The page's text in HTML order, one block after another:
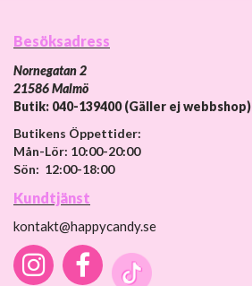
Besöksadress
Nornegatan 2
21586 Malmö
Butik: 040-139400 (Gäller ej webbshop)
Butikens Öppettider:
Mån-Lör: 10:00-20:00
Sön: 12:00-18:00
Kundtjänst
kontakt@happycandy.se